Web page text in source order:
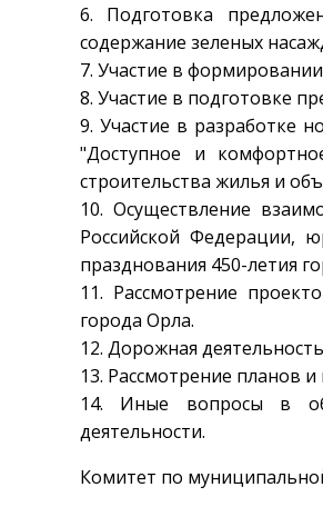
6. Подготовка
содержание зеленых
7. Участие в
8. Участие в подготовке
9. Участие в разработке
"Доступное и
строительства жилья и
10. Осуществление
Российской Федерации,
празднования 450-летия
11. Рассмотрение
города Орла.
12. Дорожная
13. Рассмотрение планов
14. Иные вопросы в
деятельности.
Комитет по